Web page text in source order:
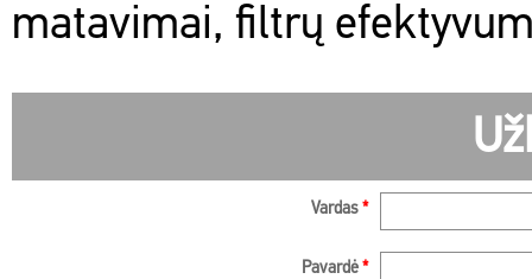
matavimai, filtrų
Vardas *
Pavardė *